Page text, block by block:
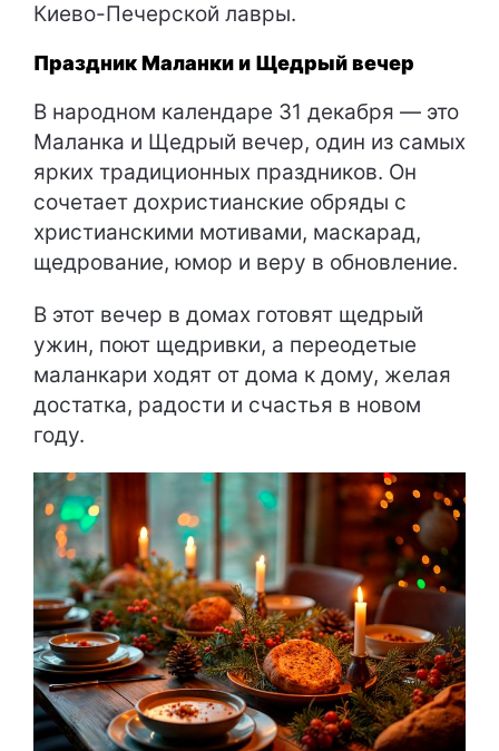
Киево-Печерской лавры.
Праздник Маланки и Щедрый вечер
В народном календаре 31 декабря — это
Маланка и Щедрый вечер, один из самых
ярких традиционных праздников. Он
сочетает дохристианские обряды с
христианскими мотивами, маскарад,
щедрование, юмор и веру в обновление.
В этот вечер в домах готовят щедрый
ужин, поют щедривки, а переодетые
маланкари ходят от дома к дому, желая
достатка, радости и счастья в новом
году.